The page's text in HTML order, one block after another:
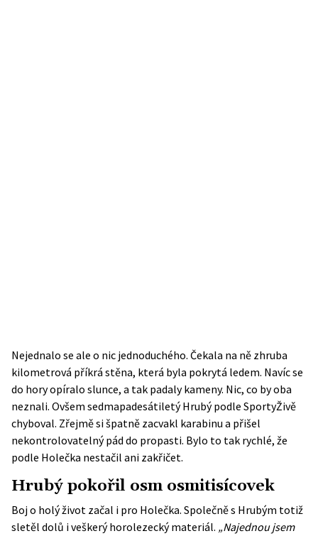
Nejednalo se ale o nic jednoduchého. Čekala na ně zhruba
kilometrová příkrá stěna, která byla pokrytá ledem. Navíc se
do hory opíralo slunce, a tak padaly kameny. Nic, co by oba
neznali. Ovšem sedmapadesátiletý Hrubý podle SportyŽivě
chyboval. Zřejmě si špatně zacvakl karabinu a přišel
nekontrolovatelný pád do propasti. Bylo to tak rychlé, že
podle Holečka nestačil ani zakřičet.
Hrubý pokořil osm osmitisícovek
Boj o holý život začal i pro Holečka. Společně s Hrubým totiž
sletěl dolů i veškerý horolezecký materiál. „Najednou jsem